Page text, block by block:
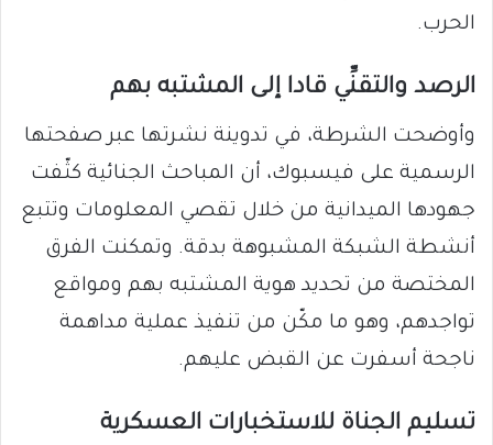
الحرب.
الرصد والتقنِّي قادا إلى المشتبه بهم
وأوضحت الشرطة، في تدوينة نشرتها عبر صفحتها
الرسمية على فيسبوك، أن المباحث الجنائية كثّفت
جهودها الميدانية من خلال تقصي المعلومات وتتبع
أنشطة الشبكة المشبوهة بدقة. وتمكنت الفرق
المختصة من تحديد هوية المشتبه بهم ومواقع
تواجدهم، وهو ما مكّن من تنفيذ عملية مداهمة
ناجحة أسفرت عن القبض عليهم.
تسليم الجناة للاستخبارات العسكرية